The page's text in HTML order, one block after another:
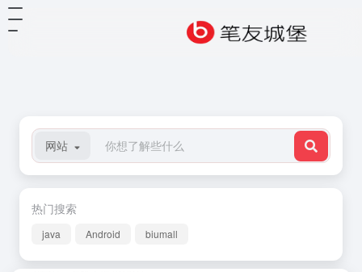
网站
热门搜索
java Android biumall